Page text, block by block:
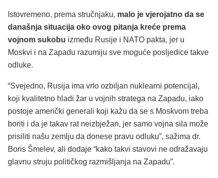
Istovremeno, prema stručnjaku, malo je vjerojatno da se
današnja situacija oko ovog pitanja kreće prema
vojnom sukobu između Rusije i NATO pakta, jer u
Moskvi i na Zapadu razumiju sve moguće posljedice takve
odluke.
“Svejedno, Rusija ima vrlo ozbiljan nuklearni potencijal,
koji kvalitetno hladi žar u vojnih stratega na Zapadu, iako
postoje američki generali koji kažu da se s Moskvom treba
boriti i da je takav rat neizbježan, jer samo vojna sila može
prisiliti našu zemlju da donese pravu odluku”, sažima dr.
Boris Šmelev, ali dodaje “kako takvi stavovi ne odražavaju
glavnu struju političkog razmišljanja na Zapadu”.